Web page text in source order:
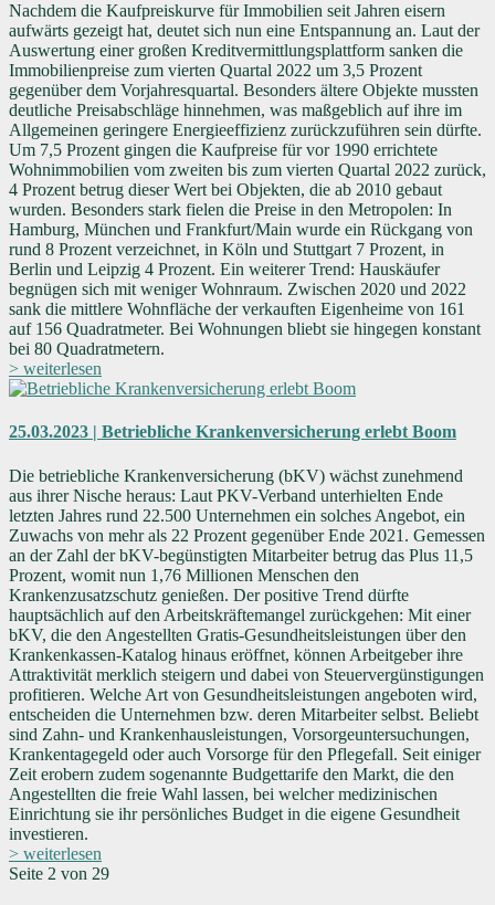
Nachdem die Kaufpreiskurve für Immobilien seit Jahren eisern
aufwärts gezeigt hat, deutet sich nun eine Entspannung an. Laut der
Auswertung einer großen Kreditvermittlungsplattform sanken die
Immobilienpreise zum vierten Quartal 2022 um 3,5 Prozent
gegenüber dem Vorjahresquartal. Besonders ältere Objekte mussten
deutliche Preisabschläge hinnehmen, was maßgeblich auf ihre im
Allgemeinen geringere Energieeffizienz zurückzuführen sein dürfte.
Um 7,5 Prozent gingen die Kaufpreise für vor 1990 errichtete
Wohnimmobilien vom zweiten bis zum vierten Quartal 2022 zurück,
4 Prozent betrug dieser Wert bei Objekten, die ab 2010 gebaut
wurden. Besonders stark fielen die Preise in den Metropolen: In
Hamburg, München und Frankfurt/Main wurde ein Rückgang von
rund 8 Prozent verzeichnet, in Köln und Stuttgart 7 Prozent, in
Berlin und Leipzig 4 Prozent. Ein weiterer Trend: Hauskäufer
begnügen sich mit weniger Wohnraum. Zwischen 2020 und 2022
sank die mittlere Wohnfläche der verkauften Eigenheime von 161
auf 156 Quadratmeter. Bei Wohnungen bliebt sie hingegen konstant
bei 80 Quadratmetern.
> weiterlesen
25.03.2023 | Betriebliche Krankenversicherung erlebt Boom
Die betriebliche Krankenversicherung (bKV) wächst zunehmend
aus ihrer Nische heraus: Laut PKV-Verband unterhielten Ende
letzten Jahres rund 22.500 Unternehmen ein solches Angebot, ein
Zuwachs von mehr als 22 Prozent gegenüber Ende 2021. Gemessen
an der Zahl der bKV-begünstigten Mitarbeiter betrug das Plus 11,5
Prozent, womit nun 1,76 Millionen Menschen den
Krankenzusatzschutz genießen. Der positive Trend dürfte
hauptsächlich auf den Arbeitskräftemangel zurückgehen: Mit einer
bKV, die den Angestellten Gratis-Gesundheitsleistungen über den
Krankenkassen-Katalog hinaus eröffnet, können Arbeitgeber ihre
Attraktivität merklich steigern und dabei von Steuervergünstigungen
profitieren. Welche Art von Gesundheitsleistungen angeboten wird,
entscheiden die Unternehmen bzw. deren Mitarbeiter selbst. Beliebt
sind Zahn- und Krankenhausleistungen, Vorsorgeuntersuchungen,
Krankentagegeld oder auch Vorsorge für den Pflegefall. Seit einiger
Zeit erobern zudem sogenannte Budgettarife den Markt, die den
Angestellten die freie Wahl lassen, bei welcher medizinischen
Einrichtung sie ihr persönliches Budget in die eigene Gesundheit
investieren.
> weiterlesen
Seite 2 von 29